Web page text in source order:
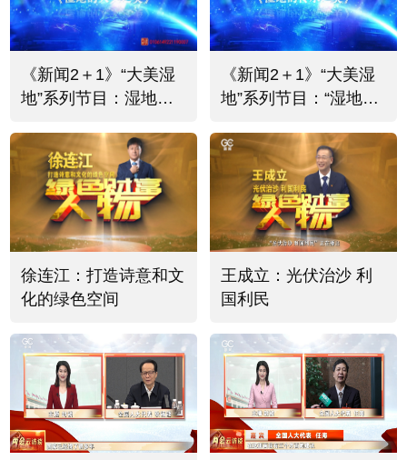
《新闻2＋1》“大美湿
地”系列节目：湿地的
《新闻2＋1》“大美湿
地”系列节目：“湿地的
徐连江：打造诗意和文
化的绿色空间
王成立：光伏治沙 利
国利民